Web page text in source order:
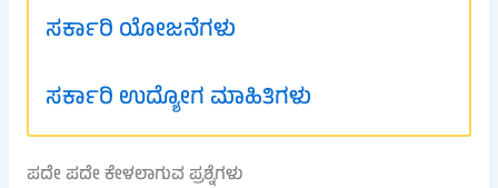
ಸರ್ಕಾರಿ ಯೋಜನೆಗಳು
ಸರ್ಕಾರಿ ಉದ್ಯೋಗ ಮಾಹಿತಿಗಳು
ಪದೇ ಪದೇ ಕೇಳಲಾಗುವ ಪ್ರಶ್ನೆಗಳು